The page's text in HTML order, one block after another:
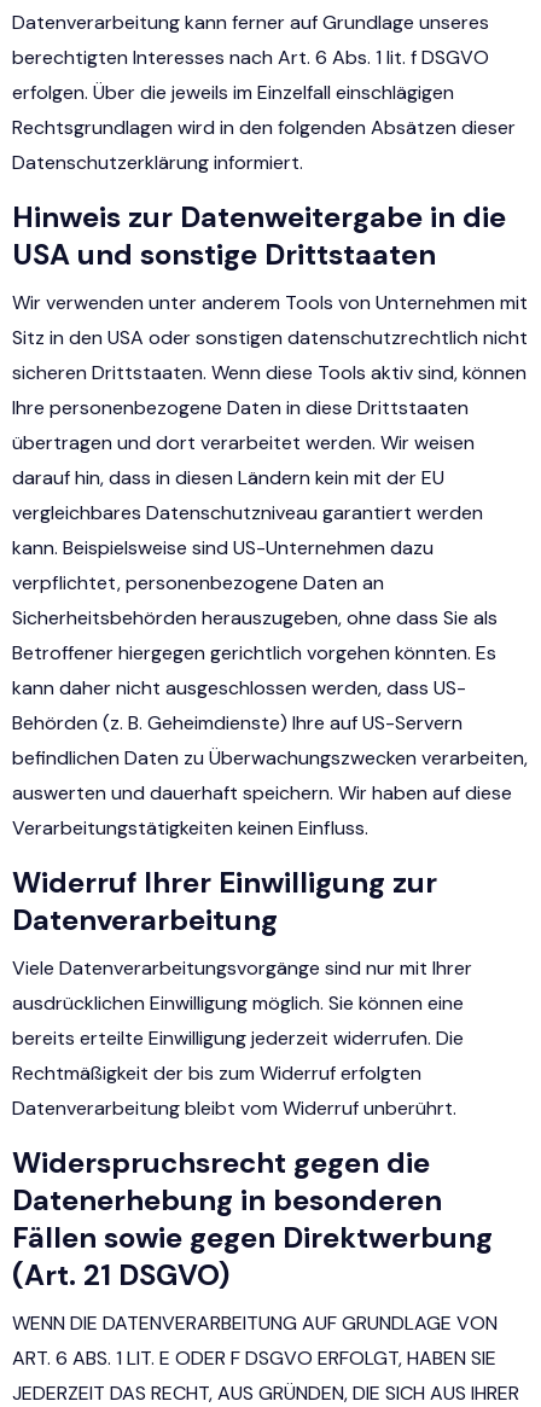
Datenverarbeitung kann ferner auf Grundlage unseres
berechtigten Interesses nach Art. 6 Abs. 1 lit. f DSGVO
erfolgen. Über die jeweils im Einzelfall einschlägigen
Rechtsgrundlagen wird in den folgenden Absätzen dieser
Datenschutzerklärung informiert.
Hinweis zur Datenweitergabe in die
USA und sonstige Drittstaaten
Wir verwenden unter anderem Tools von Unternehmen mit
Sitz in den USA oder sonstigen datenschutzrechtlich nicht
sicheren Drittstaaten. Wenn diese Tools aktiv sind, können
Ihre personenbezogene Daten in diese Drittstaaten
übertragen und dort verarbeitet werden. Wir weisen
darauf hin, dass in diesen Ländern kein mit der EU
vergleichbares Datenschutzniveau garantiert werden
kann. Beispielsweise sind US-Unternehmen dazu
verpflichtet, personenbezogene Daten an
Sicherheitsbehörden herauszugeben, ohne dass Sie als
Betroffener hiergegen gerichtlich vorgehen könnten. Es
kann daher nicht ausgeschlossen werden, dass US-
Behörden (z. B. Geheimdienste) Ihre auf US-Servern
befindlichen Daten zu Überwachungszwecken verarbeiten,
auswerten und dauerhaft speichern. Wir haben auf diese
Verarbeitungstätigkeiten keinen Einfluss.
Widerruf Ihrer Einwilligung zur
Datenverarbeitung
Viele Datenverarbeitungsvorgänge sind nur mit Ihrer
ausdrücklichen Einwilligung möglich. Sie können eine
bereits erteilte Einwilligung jederzeit widerrufen. Die
Rechtmäßigkeit der bis zum Widerruf erfolgten
Datenverarbeitung bleibt vom Widerruf unberührt.
Widerspruchsrecht gegen die
Datenerhebung in besonderen
Fällen sowie gegen Direktwerbung
(Art. 21 DSGVO)
WENN DIE DATENVERARBEITUNG AUF GRUNDLAGE VON
ART. 6 ABS. 1 LIT. E ODER F DSGVO ERFOLGT, HABEN SIE
JEDERZEIT DAS RECHT, AUS GRÜNDEN, DIE SICH AUS IHRER